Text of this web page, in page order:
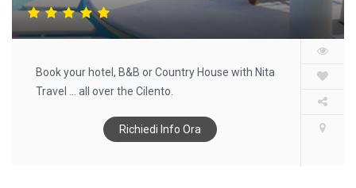
Book your hotel, B&B or Country House with Nita
Travel ... all over the Cilento.
Richiedi Info Ora